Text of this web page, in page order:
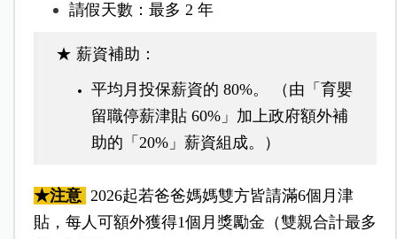
請假天數：最多 2 年
★ 薪資補助：
平均月投保薪資的 80%。 （由「育嬰
留職停薪津貼 60%」加上政府額外補
助的「20%」薪資組成。）
★注意 2026起若爸爸媽媽雙方皆請滿6個月津
貼，每人可額外獲得1個月獎勵金（雙親合計最多